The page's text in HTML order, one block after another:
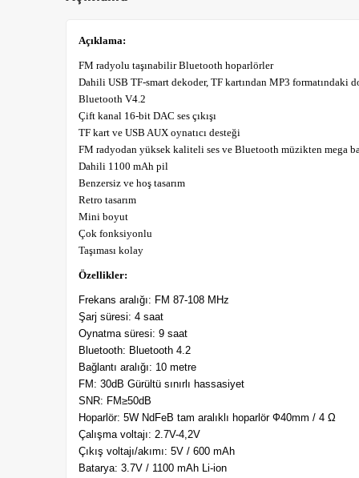
Açıklama:
FM radyolu taşınabilir Bluetooth hoparlörler
Dahili USB TF-smart dekoder, TF kartından MP3 formatındaki
Bluetooth V4.2
Çift kanal 16-bit DAC ses çıkışı
TF kart ve USB AUX oynatıcı desteği
FM radyodan yüksek kaliteli ses ve Bluetooth müzikten mega
Dahili 1100 mAh pil
Benzersiz ve hoş tasarım
Retro tasarım
Mini boyut
Çok fonksiyonlu
Taşıması kolay
Özellikler:
Frekans aralığı: FM 87-108 MHz
Şarj süresi: 4 saat
Oynatma süresi: 9 saat
Bluetooth: Bluetooth 4.2
Bağlantı aralığı: 10 metre
FM: 30dB Gürültü sınırlı hassasiyet
SNR: FM≥50dB
Hoparlör: 5W NdFeB tam aralıklı hoparlör Ф40mm / 4 Ω
Çalışma voltajı: 2.7V-4,2V
Çıkış voltajı/akımı: 5V / 600 mAh
Batarya: 3.7V / 1100 mAh Li-ion